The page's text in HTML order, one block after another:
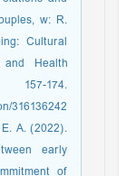
w: R.
Cultural
and Health
174.
316136242
A. (2022).
early